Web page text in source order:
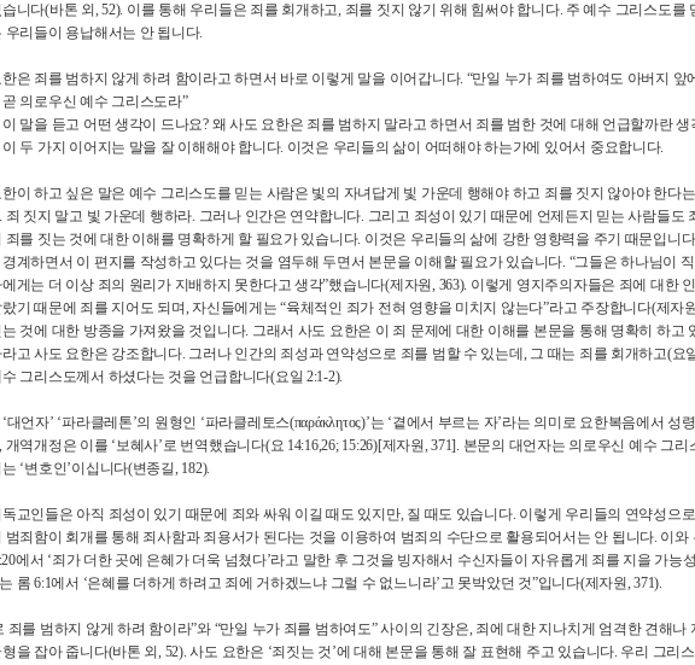
니다(바톤 외 , 52). 이를 통해 우리들은 죄를 회개하고, 죄를 짓지 않기 위해 힘써야 합니다. 주 예수 그리스도를
우리들이 용납해서는 안 됩니다.
은 죄를 범하지 않게 하려 함이라고 하면서 바로 이렇게 말을 이어갑니다. “만일 누가 죄를 범하여도 아버지 앞
의로우신 예수 그리스도라”
말을 듣고 어떤 생각이 드나요? 왜 사도 요한은 죄를 범하지 말라고 하면서 죄를 범한 것에 대해 언급할까란
두 가지 이어지는 말을 잘 이해해야 합니다. 이것은 우리들의 삶이 어떠해야 하는가에 있어서 중요합니다.
이 하고 싶은 말은 예수 그리스도를 믿는 사람은 빛의 자녀답게 빛 가운데 행해야 하고 죄를 짓지 않아야 한다
. 죄 짓지 말고 빛 가운데 행하라. 그러나 인간은 연약합니다. 그리고 죄성이 있기 때문에 언제든지 믿는 사람들도
죄를 짓는 것에 대한 이해를 명확하게 할 필요가 있습니다. 이것은 우리들의 삶에 강한 영향력을 주기 때문입니다
계하면서 이 편지를 작성하고 있다는 것을 염두해 두면서 본문을 이해할 필요가 있습니다. “그들은 하나님이
게는 더 이상 죄의 원리가 지배하지 못한다고 생각”했습니다(제자원, 363). 이렇게 영지주의자들은 죄에 대한
기 때문에 죄를 지어도 되며, 자신들에게는“육체적인 죄가 전혀 영향을 미치지 않는다”라고 주장합니다(제자원
것에 대한 방종을 가져왔을 것입니다. 그래서 사도 요한은 이 죄 문제에 대한 이해를 본문을 통해 명확히 하고
고 사도 요한은 강조합니다. 그러나 인간의 죄성과 연약성으로 죄를 범할 수 있는데 , 그 때는 죄를 회개하고(요
그리스도께서 하셨다는 것을 언급합니다(요일2:1-2).
‘대언자’ ‘파라클레톤’의 원형인 ‘파라클레토스(παράκλητος)’는 ‘곁에서 부르는 자’라는 의미로 요한복음에서 성
, 개역개정은 이를 ‘보혜사’로 번역했습니다(요 14:16,26; 15:26)[제자원, 371]. 본문의 대언자는 의로우신 예수 그리
‘변호인’이십니다(변종길, 182).
교인들은 아직 죄성이 있기 때문에 죄와 싸워 이길 때도 있지만, 질 때도 있습니다. 이렇게 우리들의 연약성으
범죄함이 회개를 통해 죄사함과 죄용서가 된다는 것을 이용하여 범죄의 수단으로 활용되어서는 안 됩니다. 이와
에서 ‘죄가 더한 곳에 은혜가 더욱 넘쳤다’라고 말한 후 그것을 빙자해서 수신자들이 자유롭게 죄를 지을 가능
롬6:1에서 ‘은혜를 더하게 하려고 죄에 거하겠느냐 그럴 수 없느니라’고 못박았던 것”입니다(제자원, 371).
죄를 범하지 않게 하려 함이라”와 “만일 누가 죄를 범하여도”사이의 긴장은, 죄에 대한 지나치게 엄격한 견해나
을 잡아 줍니다(바톤 외, 52).사도 요한은 ‘죄짓는 것’에 대해 본문을 통해 잘 표현해 주고 있습니다. 우리 그리